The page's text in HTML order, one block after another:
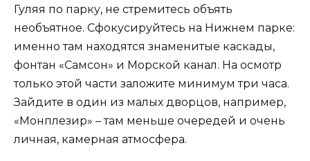
Гуляя по парку, не стремитесь объять
необъятное. Сфокусируйтесь на Нижнем парке:
именно там находятся знаменитые каскады,
фонтан «Самсон» и Морской канал. На осмотр
только этой части заложите минимум три часа.
Зайдите в один из малых дворцов, например,
«Монплезир» – там меньше очередей и очень
личная, камерная атмосфера.